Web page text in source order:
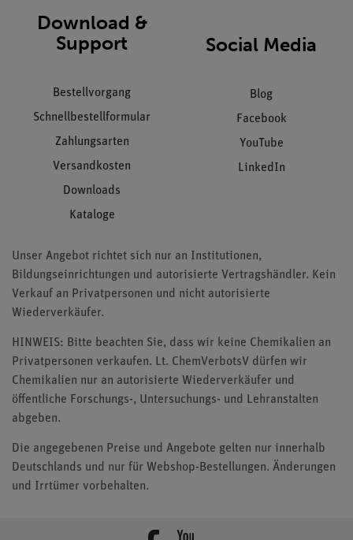
Download &
Support
Bestellvorgang
Schnellbestellformular
Zahlungsarten
Versandkosten
Downloads
Kataloge
Social Media
Blog
Facebook
YouTube
LinkedIn
Unser Angebot richtet sich nur an Institutionen,
Bildungseinrichtungen und autorisierte Vertragshändler. Kein
Verkauf an Privatpersonen und nicht autorisierte
Wiederverkäufer.
HINWEIS: Bitte beachten Sie, dass wir keine Chemikalien an
Privatpersonen verkaufen. Lt. ChemVerbotsV dürfen wir
Chemikalien nur an autorisierte Wiederverkäufer und
öffentliche Forschungs-, Untersuchungs- und Lehranstalten
abgeben.
Die angegebenen Preise und Angebote gelten nur innerhalb
Deutschlands und nur für Webshop-Bestellungen. Änderungen
und Irrtümer vorbehalten.